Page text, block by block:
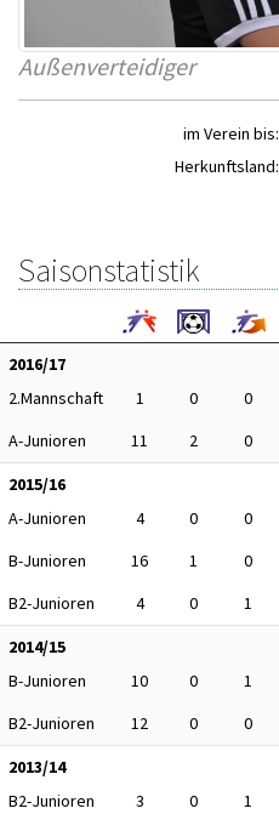
Außenverteidiger
im Verein bis:
Herkunftsland:
Saisonstatistik
2016/17
2.Mannschaft
1 0 0
A-Junioren
11 2 0
2015/16
A-Junioren
4 0 0
B-Junioren
16 1 0
B2-Junioren
4 0 1
2014/15
B-Junioren
10 0 1
B2-Junioren
12 0 0
2013/14
B2-Junioren
3 0 1